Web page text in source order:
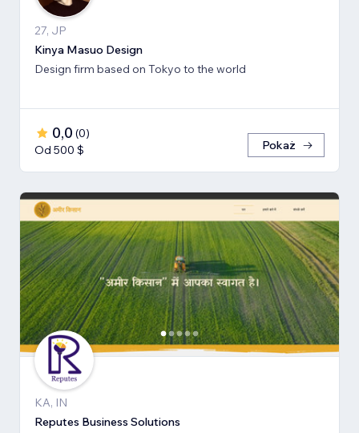
27, JP
Kinya Masuo Design
Design firm based on Tokyo to the world
0,0 (0)
Od 500 $
Pokaż
KA, IN
Reputes Business Solutions